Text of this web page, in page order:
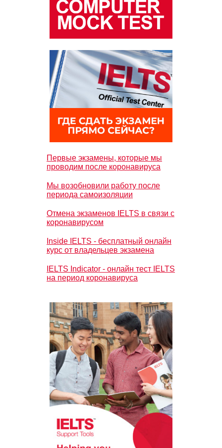
Первые экзамены, которые мы
проводим после коронавируса
Мы возобновили работу после
периода самоизоляции
Отмена экзаменов IELTS в связи с
коронавирусом
Inside IELTS - бесплатный онлайн
курс от владельцев экзамена
IELTS Indicator - онлайн тест IELTS
на период коронавируса